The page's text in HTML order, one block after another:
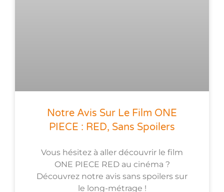
Notre Avis Sur Le Film ONE
PIECE : RED, Sans Spoilers
Vous hésitez à aller découvrir le film
ONE PIECE RED au cinéma ?
Découvrez notre avis sans spoilers sur
le long-métrage !